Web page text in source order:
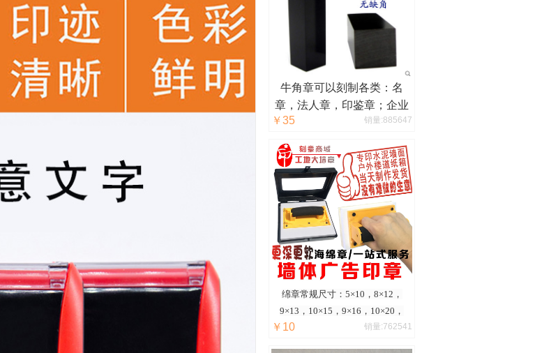
牛角章可以刻制各类：名
章，法人章，印鉴章；企业
logo，图腾，其他设计等。
￥35 销量:885647
绵章常规尺寸：5×10，8×12，
9×13，10×15，9×16，10×20，
15×20，15×25，20×30，30×40厘
￥10 销量:762541